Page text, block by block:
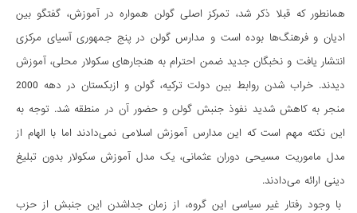
همانطور که قبلا ذکر شد، تمرکز اصلی گولن همواره در آموزش، گفتگو بین
ادیان و فرهنگ­‌ها بوده است و مدارس گولن در پنج جمهوری آسیای مرکزی
انتشار یافت و نخبگان جدید ضمن احترام به هنجارهای سکولار محلی، آموزش
دیدند. خراب شدن روابط بین دولت ترکیه، گولن و ازبکستان در دهه 2000
منجر به کاهش شدید نفوذ جنبش گولن و حضور آن در منطقه شد. توجه به
این نکته مهم است که این مدارس آموزش اسلامی نمی­‌دادند اما با الهام از
مدل ماموریت مسیحی دوران عثمانی، یک مدل آموزش سکولار بدون تبلیغ
دینی ارائه می‌دادند.
با وجود رفتار غیر سیاسی این گروه، از زمان جداشدن این جنبش از حزب